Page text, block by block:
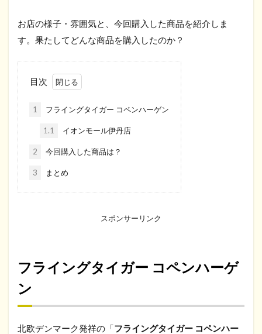
お店の様子・雰囲気と、今回購入した商品を紹介しま
す。果たしてどんな商品を購入したのか？
目次
1 フライングタイガー コペンハーゲン
1.1 イオンモール伊丹店
2 今回購入した商品は？
3 まとめ
スポンサーリンク
フライングタイガー コペンハーゲ
ン
北欧デンマーク発祥の「フライングタイガー コペンハー